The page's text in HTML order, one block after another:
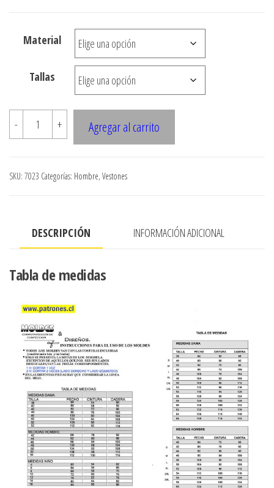
desde
$4.300
hasta
$8.900
Material
Tallas
-
7023
VESTON
4
BOTONES
cantidad
+ Agregar al carrito
SKU: 7023 Categorías: Hombre, Vestones
DESCRIPCIÓN INFORMACIÓN ADICIONAL
Tabla de medidas